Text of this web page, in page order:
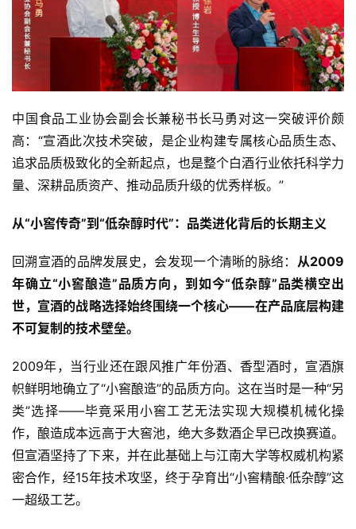
中国食品工业协会副会长兼秘书长马勇对这一突破评价颇
高：“宣酒此次技术突破，是企业构建专属核心品质生态、
追求品质极致化的全新起点，也是整个白酒行业依托科学力
量、深耕品质资产、推动品质升级的优秀样板。”
从“小窖传奇”到“低杂醇时代”：品类进化背后的长期主义
回溯宣酒的品牌发展史，会发现一个清晰的脉络： 从2009
年确立“小窖酿造”品质方向，到如今“低杂醇”品类横空出
世，宣酒的战略选择始终围绕一个核心——在产品底层构建
不可复制的技术壁垒。
2009年，当行业还在跟风推广年份酒、香型酒时，宣酒旗
帜鲜明地确立了“小窖酿造”的品质方向。这在当时是一种“另
类”选择——毕竟采用小窖工艺无法实现大规模机械化操
作，酿造成本远高于大窖池，绝大多数酒企早已改换赛道。
但宣酒坚持了下来，并在此基础上与江南大学等权威机构紧
密合作，经15年技术攻坚，终于孕育出“小窖精酿·低杂醇”这
一超级工艺。